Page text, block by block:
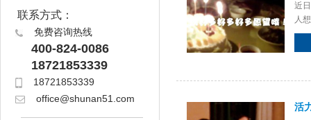
联系方式：
免费咨询热线
400-824-0086
18721853339
18721853339
office@shunan51.com
近
人
活